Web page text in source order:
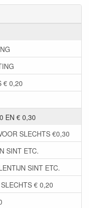
€ 0,20
EN € 0,30
SLECHTS €0,30
SINT ETC.
SINT ETC.
€ 0,20